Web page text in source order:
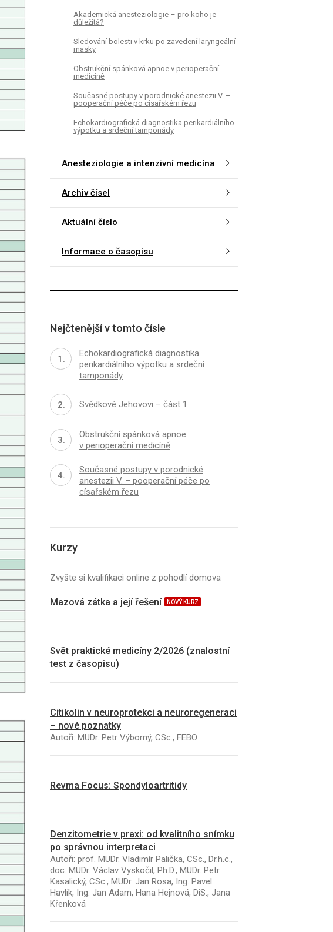
Akademická anesteziologie – pro koho je
důležitá?
Sledování bolesti v krku po zavedení laryngeální
masky
Obstrukční spánková apnoe v perioperační
medicíně
Současné postupy v porodnické anestezii V. –
pooperační péče po císařském řezu
Echokardiografická diagnostika perikardiálního
výpotku a srdeční tamponády
Anesteziologie a intenzivní medicína
Archiv čísel
Aktuální číslo
Informace o časopisu
Nejčtenější v tomto čísle
Echokardiografická diagnostika
perikardiálního výpotku a srdeční
tamponády
Svědkové Jehovovi – část 1
Obstrukční spánková apnoe
v perioperační medicíně
Současné postupy v porodnické
anestezii V. – pooperační péče po
císařském řezu
Kurzy
Zvyšte si kvalifikaci online z pohodlí domova
Mazová zátka a její řešení NOVÝ KURZ
Svět praktické medicíny 2/2026 (znalostní
test z časopisu)
Citikolin v neuroprotekci a neuroregeneraci
– nové poznatky
Autoři: MUDr. Petr Výborný, CSc., FEBO
Revma Focus: Spondyloartritidy
Denzitometrie v praxi: od kvalitního snímku
po správnou interpretaci
Autoři: prof. MUDr. Vladimír Palička, CSc., Dr.h.c.,
doc. MUDr. Václav Vyskočil, Ph.D., MUDr. Petr
Kasalický, CSc., MUDr. Jan Rosa, Ing. Pavel
Havlík, Ing. Jan Adam, Hana Hejnová, DiS., Jana
Křenková